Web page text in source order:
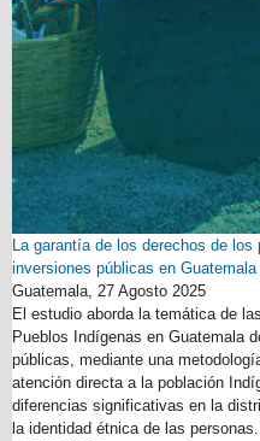
La garantía de los derechos de
inversiones públicas en Guatemala
Guatemala, 27 Agosto 2025
El estudio aborda la temática de
Pueblos Indígenas en Guatemala
públicas, mediante una
atención directa a la población
diferencias significativas en la
la identidad étnica de las personas.